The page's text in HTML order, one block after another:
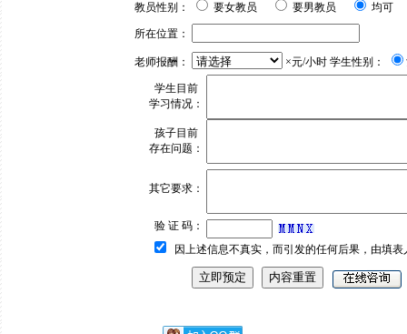
教员性别： 要女教员 要男教员 均可
所在位置：
老师报酬： ×元/小时 学生性别：
学生目前
学习情况：
孩子目前
存在问题：
其它要求：
验 证 码：
因上述信息不真实，而引发的任何后果，由填表